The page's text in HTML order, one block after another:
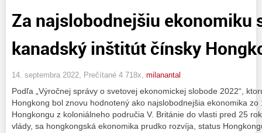
Za najslobodnejšiu ekonomiku
kanadský inštitút čínsky
14. septembra 2022, Prečítané 4 718x, milanantal
Podľa „Výročnej správy o svetovej ekonomickej slobode 2022“,
Hongkong bol znovu hodnotený ako najslobodnejšia ekonomika
Hongkongu z koloniálneho područia V. Británie do vlasti pred 25
vlády, sa hongkongská ekonomika prudko rozvíja, status